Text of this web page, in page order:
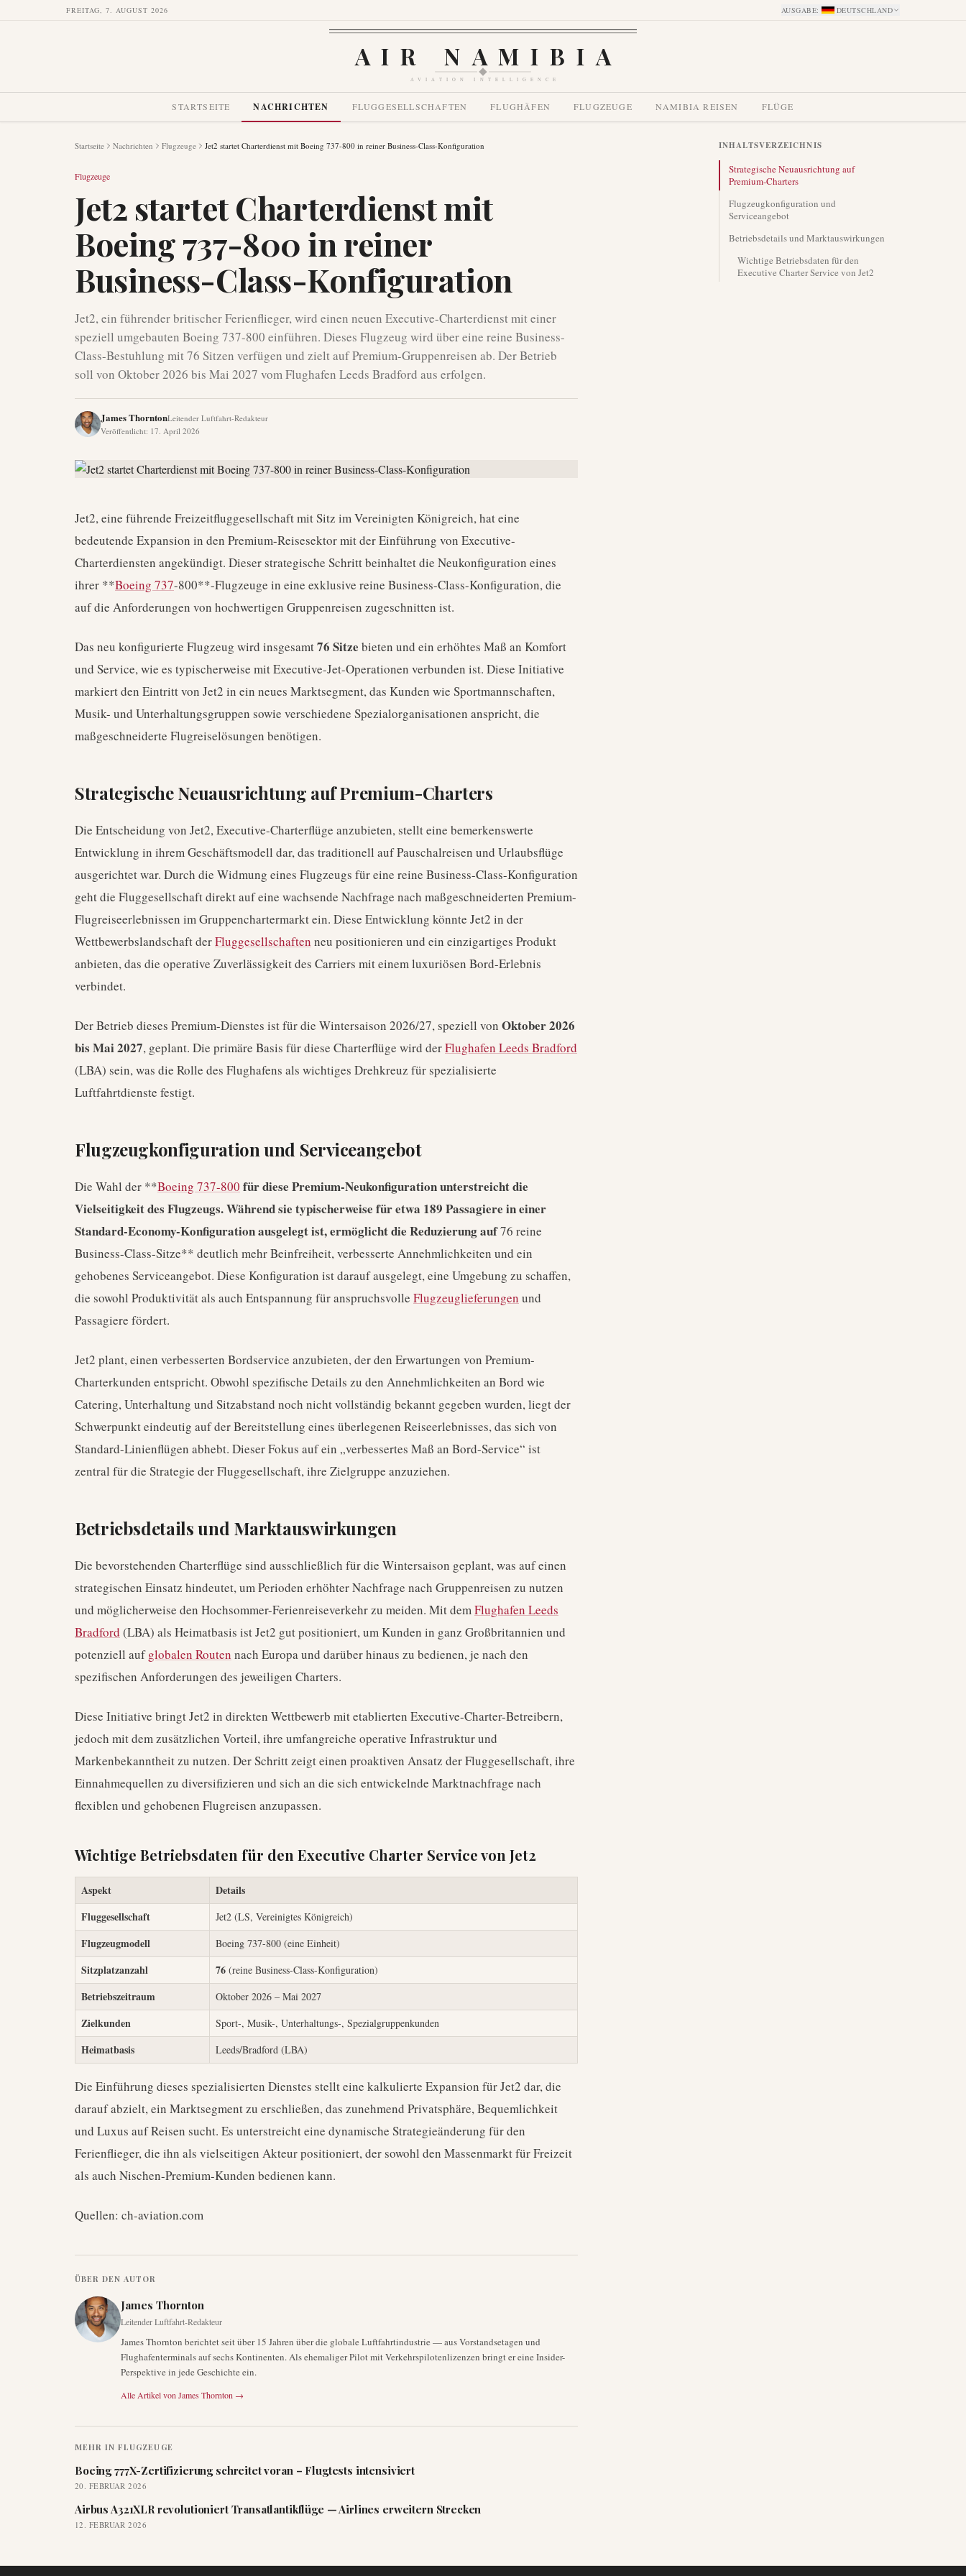
FREITAG, 7. AUGUST 2026 AUSGABE: DEUTSCHLAND
AIR NAMIBIA
AVIATION INTELLIGENCE
STARTSEITE NACHRICHTEN FLUGGESELLSCHAFTEN FLUGHÄFEN FLUGZEUGE NAMIBIA REISEN FLÜGE
Startseite Nachrichten Flugzeuge Jet2 startet Charterdienst mit Boeing 737-800 in reiner Business-Class-Konfiguration
Flugzeuge
Jet2 startet Charterdienst mit
Boeing 737-800 in reiner
Business-Class-Konfiguration
Jet2, ein führender britischer Ferienflieger, wird einen neuen Executive-Charterdienst mit einer
speziell umgebauten Boeing 737-800 einführen. Dieses Flugzeug wird über eine reine Business-
Class-Bestuhlung mit 76 Sitzen verfügen und zielt auf Premium-Gruppenreisen ab. Der Betrieb
soll von Oktober 2026 bis Mai 2027 vom Flughafen Leeds Bradford aus erfolgen.
James ThorntonLeitender Luftfahrt-Redakteur
Veröffentlicht: 17. April 2026
Jet2, eine führende Freizeitfluggesellschaft mit Sitz im Vereinigten Königreich, hat eine
bedeutende Expansion in den Premium-Reisesektor mit der Einführung von Executive-
Charterdiensten angekündigt. Dieser strategische Schritt beinhaltet die Neukonfiguration eines
ihrer **Boeing 737-800**-Flugzeuge in eine exklusive reine Business-Class-Konfiguration, die
auf die Anforderungen von hochwertigen Gruppenreisen zugeschnitten ist.
Das neu konfigurierte Flugzeug wird insgesamt76 Sitze bieten und ein erhöhtes Maß an Komfort
und Service, wie es typischerweise mit Executive-Jet-Operationen verbunden ist. Diese Initiative
markiert den Eintritt von Jet2 in ein neues Marktsegment, das Kunden wie Sportmannschaften,
Musik- und Unterhaltungsgruppen sowie verschiedene Spezialorganisationen anspricht, die
maßgeschneiderte Flugreiselösungen benötigen.
Strategische Neuausrichtung auf Premium-Charters
Die Entscheidung von Jet2, Executive-Charterflüge anzubieten, stellt eine bemerkenswerte
Entwicklung in ihrem Geschäftsmodell dar, das traditionell auf Pauschalreisen und Urlaubsflüge
ausgerichtet war. Durch die Widmung eines Flugzeugs für eine reine Business-Class-Konfiguration
geht die Fluggesellschaft direkt auf eine wachsende Nachfrage nach maßgeschneiderten Premium-
Flugreiseerlebnissen im Gruppenchartermarkt ein. Diese Entwicklung könnte Jet2 in der
Wettbewerbslandschaft derFluggesellschaften neu positionieren und ein einzigartiges Produkt
anbieten, das die operative Zuverlässigkeit des Carriers mit einem luxuriösen Bord-Erlebnis
verbindet.
Der Betrieb dieses Premium-Dienstes ist für die Wintersaison 2026/27, speziell von Oktober 2026
bis Mai 2027, geplant. Die primäre Basis für diese Charterflüge wird derFlughafen Leeds Bradford
(LBA) sein, was die Rolle des Flughafens als wichtiges Drehkreuz für spezialisierte
Luftfahrtdienste festigt.
Flugzeugkonfiguration und Serviceangebot
Die Wahl der **Boeing 737-800 für diese Premium-Neukonfiguration unterstreicht die
Vielseitigkeit des Flugzeugs. Während sie typischerweise für etwa 189 Passagiere in einer
Standard-Economy-Konfiguration ausgelegt ist, ermöglicht die Reduzierung auf76 reine
Business-Class-Sitze** deutlich mehr Beinfreiheit, verbesserte Annehmlichkeiten und ein
gehobenes Serviceangebot. Diese Konfiguration ist darauf ausgelegt, eine Umgebung zu schaffen,
die sowohl Produktivität als auch Entspannung für anspruchsvolle Flugzeuglieferungen und
Passagiere fördert.
Jet2 plant, einen verbesserten Bordservice anzubieten, der den Erwartungen von Premium-
Charterkunden entspricht. Obwohl spezifische Details zu den Annehmlichkeiten an Bord wie
Catering, Unterhaltung und Sitzabstand noch nicht vollständig bekannt gegeben wurden, liegt der
Schwerpunkt eindeutig auf der Bereitstellung eines überlegenen Reiseerlebnisses, das sich von
Standard-Linienflügen abhebt. Dieser Fokus auf ein „verbessertes Maß an Bord-Service“ ist
zentral für die Strategie der Fluggesellschaft, ihre Zielgruppe anzuziehen.
Betriebsdetails und Marktauswirkungen
Die bevorstehenden Charterflüge sind ausschließlich für die Wintersaison geplant, was auf einen
strategischen Einsatz hindeutet, um Perioden erhöhter Nachfrage nach Gruppenreisen zu nutzen
und möglicherweise den Hochsommer-Ferienreiseverkehr zu meiden. Mit demFlughafen Leeds
Bradford (LBA) als Heimatbasis ist Jet2 gut positioniert, um Kunden in ganz Großbritannien und
potenziell aufglobalen Routen nach Europa und darüber hinaus zu bedienen, je nach den
spezifischen Anforderungen des jeweiligen Charters.
Diese Initiative bringt Jet2 in direkten Wettbewerb mit etablierten Executive-Charter-Betreibern,
jedoch mit dem zusätzlichen Vorteil, ihre umfangreiche operative Infrastruktur und
Markenbekanntheit zu nutzen. Der Schritt zeigt einen proaktiven Ansatz der Fluggesellschaft, ihre
Einnahmequellen zu diversifizieren und sich an die sich entwickelnde Marktnachfrage nach
flexiblen und gehobenen Flugreisen anzupassen.
Wichtige Betriebsdaten für den Executive Charter Service von Jet2
Aspekt
Details
Fluggesellschaft
Jet2 (LS, Vereinigtes Königreich)
Flugzeugmodell Boeing 737-800 (eine Einheit)
Sitzplatzanzahl 76 (reine Business-Class-Konfiguration)
Betriebszeitraum Oktober 2026 – Mai 2027
Zielkunden Sport-, Musik-, Unterhaltungs-, Spezialgruppenkunden
Heimatbasis Leeds/Bradford (LBA)
Die Einführung dieses spezialisierten Dienstes stellt eine kalkulierte Expansion für Jet2 dar, die
darauf abzielt, ein Marktsegment zu erschließen, das zunehmend Privatsphäre, Bequemlichkeit
und Luxus auf Reisen sucht. Es unterstreicht eine dynamische Strategieänderung für den
Ferienflieger, die ihn als vielseitigen Akteur positioniert, der sowohl den Massenmarkt für Freizeit
als auch Nischen-Premium-Kunden bedienen kann.
Quellen: ch-aviation.com
ÜBER DEN AUTOR
James Thornton
Leitender Luftfahrt-Redakteur
James Thornton berichtet seit über 15 Jahren über die globale Luftfahrtindustrie — aus Vorstandsetagen und
Flughafenterminals auf sechs Kontinenten. Als ehemaliger Pilot mit Verkehrspilotenlizenzen bringt er eine Insider-
Perspektive in jede Geschichte ein.
Alle Artikel von James Thornton →
MEHR IN FLUGZEUGE
Boeing 777X-Zertifizierung schreitet voran – Flugtests intensiviert
20. FEBRUAR 2026
Airbus A321XLR revolutioniert Transatlantikflüge — Airlines erweitern Strecken
12. FEBRUAR 2026
INHALTSVERZEICHNIS
Strategische Neuausrichtung auf
Premium-Charters
Flugzeugkonfiguration und
Serviceangebot
Betriebsdetails und Marktauswirkungen
Wichtige Betriebsdaten für den
Executive Charter Service von Jet2